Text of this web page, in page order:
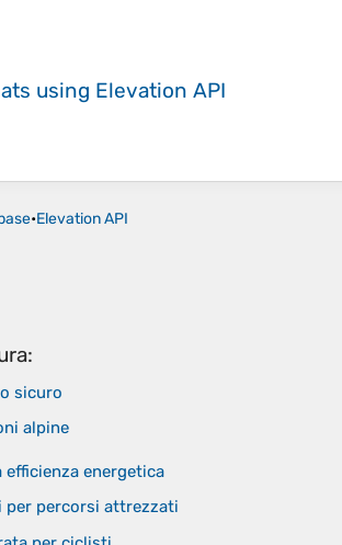
using Elevation API
•Elevation API
sicuro
alpine
energetica
per percorsi attrezzati